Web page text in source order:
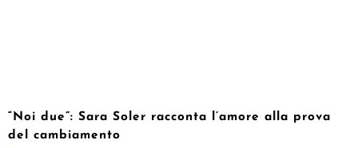
“Noi due”: Sara Soler racconta l’amore alla prova
del cambiamento